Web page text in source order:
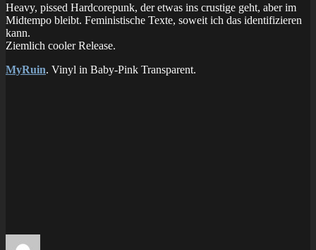
Heavy, pissed Hardcorepunk, der etwas ins crustige geht, aber im
Midtempo bleibt. Feministische Texte, soweit ich das identifizieren
kann.
Ziemlich cooler Release.
MyRuin. Vinyl in Baby-Pink Transparent.